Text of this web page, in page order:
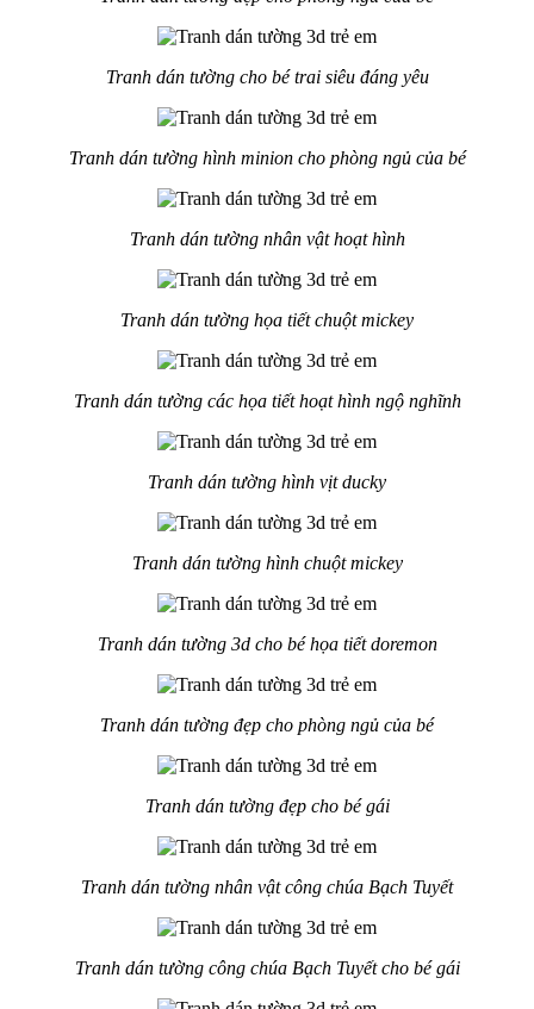
Tranh dán tường cho bé trai siêu đáng yêu
Tranh dán tường hình minion cho phòng ngủ của bé
Tranh dán tường nhân vật hoạt hình
Tranh dán tường họa tiết chuột mickey
Tranh dán tường các họa tiết hoạt hình ngộ nghĩnh
Tranh dán tường hình vịt ducky
Tranh dán tường hình chuột mickey
Tranh dán tường 3d cho bé họa tiết doremon
Tranh dán tường đẹp cho phòng ngủ của bé
Tranh dán tường đẹp cho bé gái
Tranh dán tường nhân vật công chúa Bạch Tuyết
Tranh dán tường công chúa Bạch Tuyết cho bé gái